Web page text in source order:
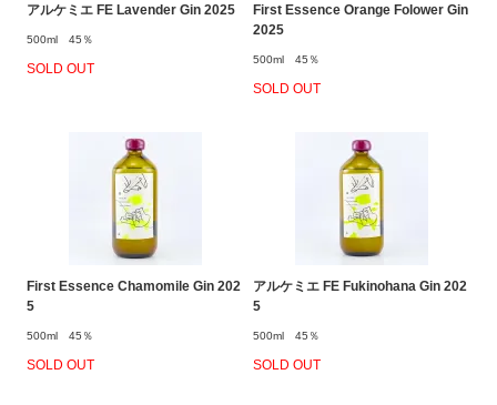
アルケミエ FE Lavender Gin 2025
500ml 45％
SOLD OUT
First Essence Orange Folower Gin
2025
500ml 45％
SOLD OUT
First Essence Chamomile Gin 202
5
500ml 45％
SOLD OUT
アルケミエ FE Fukinohana Gin 202
5
500ml 45％
SOLD OUT